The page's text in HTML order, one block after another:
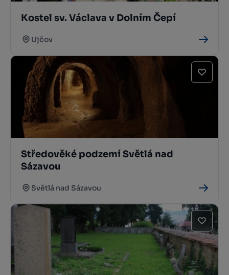
Kostel sv. Václava v Dolním Čepí
Ujčov
Středověké podzemí Světlá nad
Sázavou
Světlá nad Sázavou